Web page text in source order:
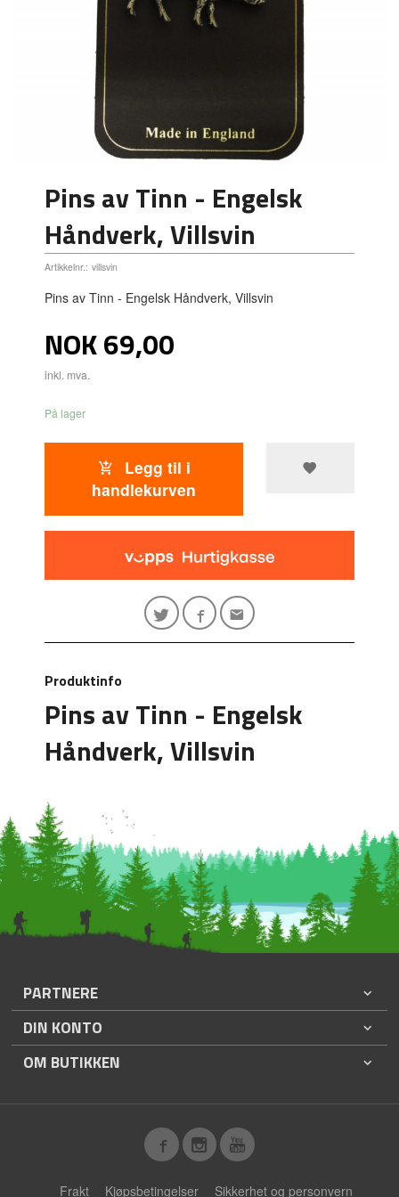
Pins av Tinn - Engelsk
Håndverk, Villsvin
Artikkelnr.: villsvin
Pins av Tinn - Engelsk Håndverk, Villsvin
Pris
NOK69,00
inkl. mva.
På lager
Legg til i
handlekurven
Produktinfo
Pins av Tinn - Engelsk
Håndverk, Villsvin
PARTNERE
DIN KONTO
OM BUTIKKEN
Frakt Kjøpsbetingelser Sikkerhet og personvern